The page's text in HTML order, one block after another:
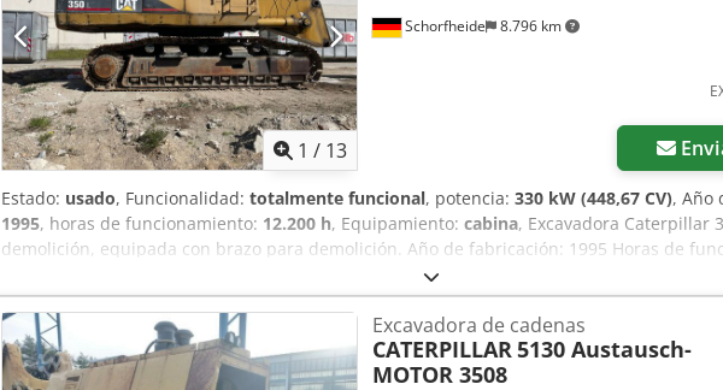
1 / 13
Schorfheide 8.796 km
Estado: usado, Funcionalidad: totalmente funcional, potencia: 330 kW (448,67 CV), Año
1995, horas de funcionamiento: 12.200 h, Equipamiento: cabina, Excavadora Caterpillar
demolición, equipada con brazo para demolición. Año de fabricación: 1995 Horas de
200 h Sistema de protección contra polvo SEKA Acoplamiento rápido CW40 Tren de
Chsdpfx Acezgu Dhjwja
Excavadora de cadenas
CATERPILLAR5130 Austausch-
MOTOR 3508